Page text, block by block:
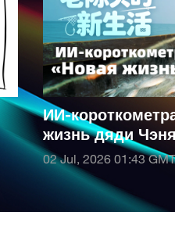
ИИ-
жизнь дяди
02 Jul, 2026 01:43